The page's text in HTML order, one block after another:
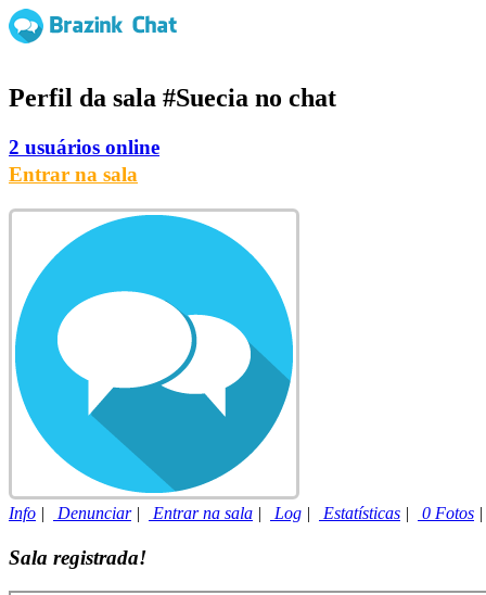
Perfil da sala #Suecia no chat
2 usuários online
Entrar na sala
Info | Denunciar| Entrar na sala | Log | Estatísticas | 0 Fotos
Sala registrada!